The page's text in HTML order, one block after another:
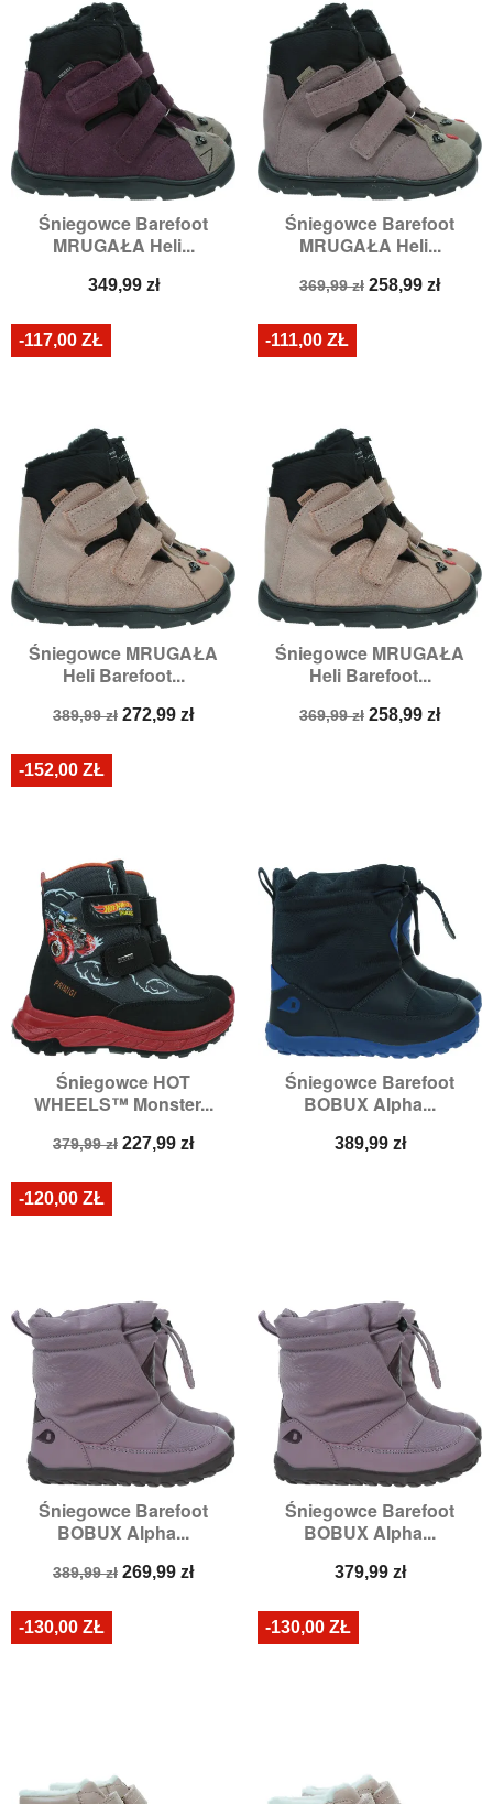
Śniegowce Barefoot
MRUGAŁA Heli...
Cena
349,99 zł
Śniegowce Barefoot
MRUGAŁA Heli...
Cena
369,99 zł Cena
258,99 zł
Śniegowce MRUGAŁA
Heli Barefoot...
Cena
389,99 zł Cena
272,99 zł
-117,00 ZŁ
Śniegowce MRUGAŁA
Heli Barefoot...
Cena
369,99 zł Cena
258,99 zł
-111,00 ZŁ
Śniegowce HOT
WHEELS™ Monster...
Cena
379,99 zł Cena
227,99 zł
-152,00 ZŁ
Śniegowce Barefoot
BOBUX Alpha...
Cena
389,99 zł
Śniegowce Barefoot
BOBUX Alpha...
Cena
389,99 zł Cena
269,99 zł
-120,00 ZŁ
Śniegowce Barefoot
BOBUX Alpha...
Cena
379,99 zł
-130,00 ZŁ -130,00 ZŁ